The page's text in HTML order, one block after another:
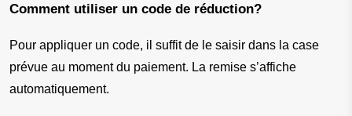
Comment utiliser un code de réduction?
Pour appliquer un code, il suffit de le saisir dans la case
prévue au moment du paiement. La remise s’affiche
automatiquement.